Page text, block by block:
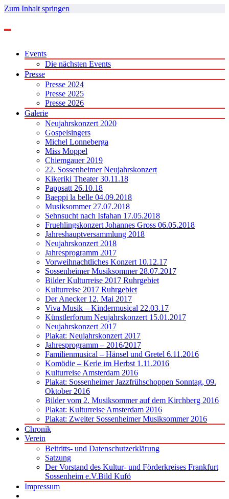
Zum Inhalt springen
Events
Die nächsten Events
Presse
Presse 2024
Presse 2025
Presse 2026
Galerie
Neujahrskonzert 2020
Gospelsingers
Michel Lonneberga
Miss Moppel
Chiemgauer 2019
22. Sossenheimer Neujahrskonzert
Kikeriki Theater 30.11.18
Pappsatt 26.10.18
Baeppi la belle 04.09.2018
Musiksommer 27.07.2018
Sehnsucht nach Isfahan 17.05.2018
Fruehlingskonzert Johannes Gross 06.05.2018
Jahreshauptversammlung 2018
Neujahrskonzert 2018
Jahresprogramm 2017
Vorweihnachtliches Konzert 10.12.17
Sossenheimer Musiksommer 28.07.2017
Bilder Kulturreise 2017 Ruhrgebiet
Kulturreise 2017 Ruhrgebiet
Der Anecker 12. Mai 2017
Viva Musik – Kindermusical 22.03.17
Künstlerforum Neujahrskonzert 15.01.2017
Neujahrskonzert 2017
Plakat: Neujahrskonzert 2017
Jahresprogramm – 2016/2017
Familienmusical – Hänsel und Gretel 6.11.2016
Komödie – Kerle im Herbst 1.11.2016
Kulturreise Amsterdam 2016
Plakat: Sossenheimer Jazzfrühschoppen Sonntag, 09.
Oktober 2016
Bilder vom 2. Musiksommer auf dem Kirchberg 2016
Plakat: Kulturreise Amsterdam 2016
Plakat: Zweiter Sossenheimer Musiksommer 2016
Chronik
Verein
Beitritts- und Datenschutzerklärung
Satzung
Der Vorstand des Kultur- und Förderkreises Frankfurt
Sossenheim e.V.Bild Kufö
Impressum